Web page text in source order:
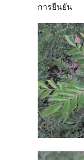
การยืนยัน